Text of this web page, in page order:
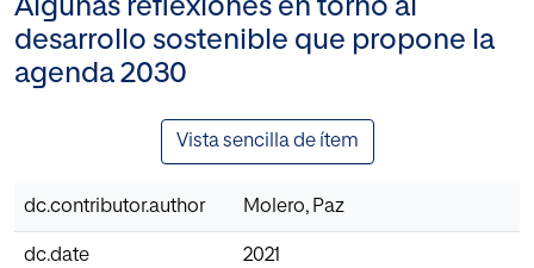
Algunas reflexiones en torno al
desarrollo sostenible que propone la
agenda 2030
Vista sencilla de ítem
dc.contributor.author Molero, Paz
dc.date 2021